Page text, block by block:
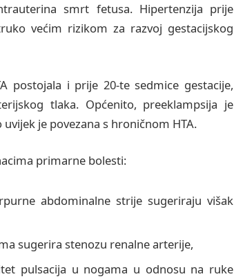
smrt fetusa. Hipertenzija prije
većim rizikom za razvoj gestacijskog
postojala i prije 20-te sedmice gestacije,
tlaka. Općenito, preeklampsija je
je povezana s hroničnom HTA.
primarne bolesti:
abdominalne strije sugeriraju višak
sugerira stenozu renalne arterije,
pulsacija u nogama u odnosu na ruke